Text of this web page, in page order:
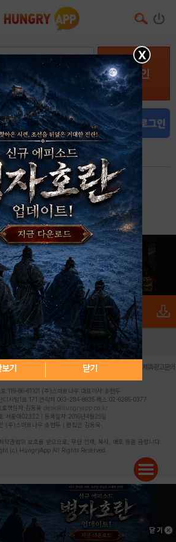
로그인
/ 비밀번호 찾기 회원가입
X
기 닫기
로그인 PC버전 전체앱
방침 불법촬영물 신고센터 제휴광고문의
:119-86-61101 (주)스마트나우 대표이사:송현두
디지털1로 171 연락처:063-284-8635 팩스:02-6265-0377
호책임자:김동욱 desk@hungryapp.co.kr
:서울아02322 | 등록일자:2016년4월25일
:(주)스마트나우 송현두 | 편집인:김동욱
작권법의 보호를 받으므로, 무단 전재, 복사, 배포 등을 금합니다.
(c) HungryApp All Rights Reserved.